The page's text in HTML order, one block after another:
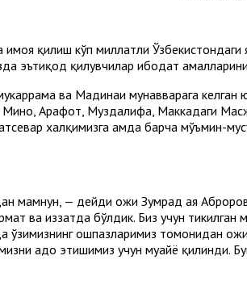
ҳимоя қилиш кўп миллатли
эътиқод қилувчилар ибодат
ва Мадинаи мунавварага
Арафот, Муздалифа, Маккадаги
халқимизга ҳамда барча мўъмин-
мамнун, — дейди ҳожи Зумрад ая
ва иззатда бўлдик. Биз учун
ўзимизнинг ошпазларимиз томонидан
адо этишимиз учун муҳайё қилинди.